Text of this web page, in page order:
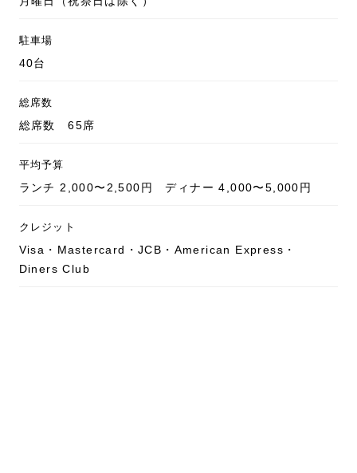
駐車場
40台
総席数
総席数 65席
平均予算
ランチ 2,000〜2,500円 ディナー 4,000〜5,000円
クレジット
Visa・Mastercard・JCB・American Express・
Diners Club